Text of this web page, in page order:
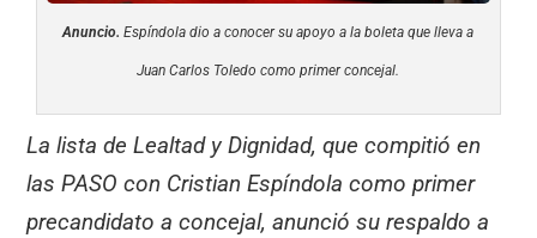
Anuncio. Espíndola dio a conocer su apoyo a la boleta que lleva a
Juan Carlos Toledo como primer concejal.
La lista de Lealtad y Dignidad, que compitió en
las PASO con Cristian Espíndola como primer
precandidato a concejal, anunció su respaldo a